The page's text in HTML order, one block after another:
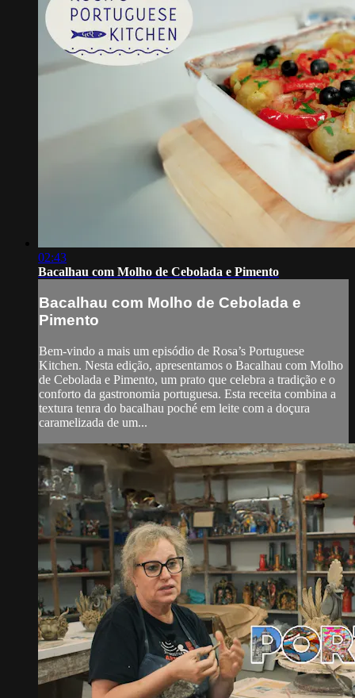
02:43
Bacalhau com Molho de Cebolada e Pimento
Bacalhau com Molho de Cebolada e
Pimento
Bem-vindo a mais um episódio de Rosa’s Portuguese
Kitchen. Nesta edição, apresentamos o Bacalhau com Molho
de Cebolada e Pimento, um prato que celebra a tradição e o
conforto da gastronomia portuguesa. Esta receita combina a
textura tenra do bacalhau poché em leite com a doçura
caramelizada de um...